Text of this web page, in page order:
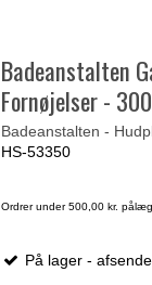
Badeanstalten
Fornøjelser -
Badeanstalten -
HS-53350
Ordrer under 500,00 kr.
På lager -